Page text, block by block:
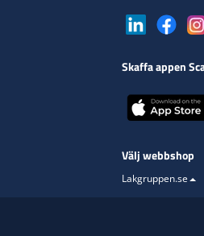
Skaffa appen
Välj webbshop
Lakgruppen.se